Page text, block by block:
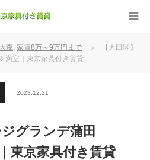
森, 家賃8万～9万円まで
【大田区】
満室｜東京家具付き賃貸
2023.12.21
ジグランデ蒲田
東京家具付き賃貸